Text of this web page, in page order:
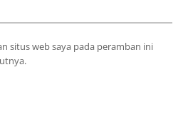
situs web saya pada peramban ini